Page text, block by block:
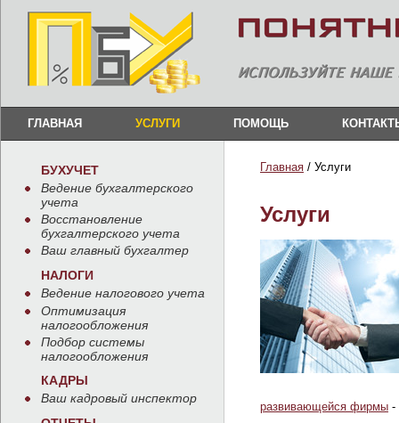
ГЛАВНАЯ УСЛУГИ ПОМОЩЬ
БУХУЧЕТ
Ведение бухгалтерского
учета
Восстановление
бухгалтерского учета
Ваш главный бухгалтер
НАЛОГИ
Ведение налогового учета
Оптимизация
налогообложения
Подбор системы
налогообложения
КАДРЫ
Ваш кадровый инспектор
Главная / Услуги
Услуги
развивающейся фирмы -